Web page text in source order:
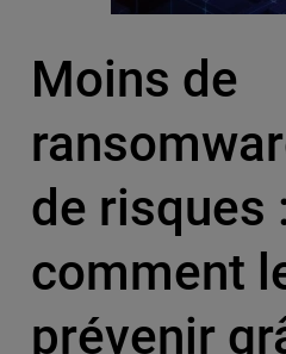
Moins de
de risques
comment
prévenir